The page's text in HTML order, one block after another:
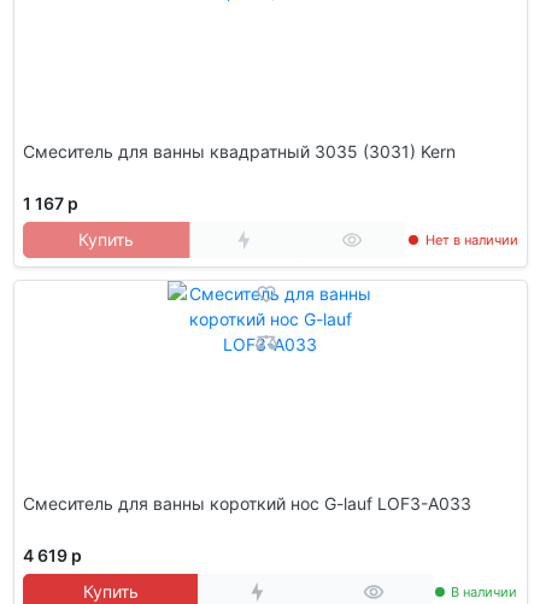
Смеситель для ванны квадратный 3035 (3031) Kern
1 167 р
Купить
Нет в наличии
Смеситель для ванны короткий нос G-lauf LOF3-A033
4 619 р
Купить
В наличии